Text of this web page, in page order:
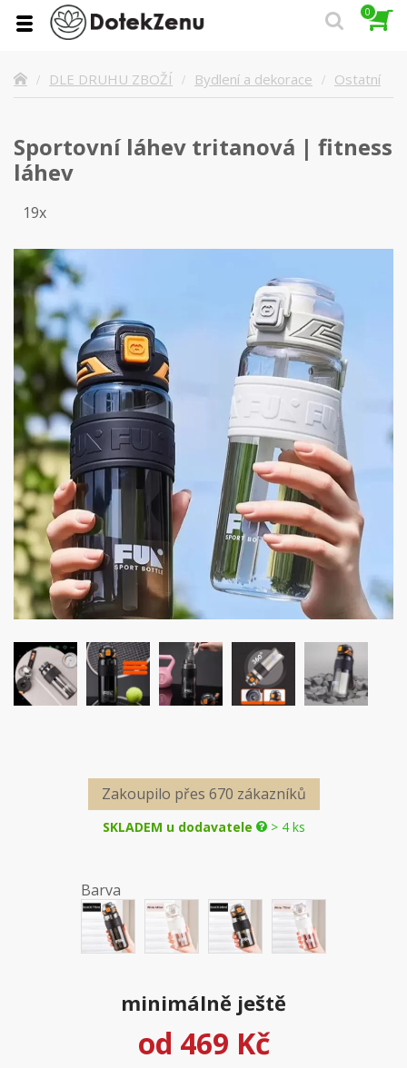
0
DLE DRUHU ZBOŽÍ Bydlení a dekorace Ostatní
Sportovní láhev tritanová | fitness
láhev
19x
Zakoupilo přes 670 zákazníků
SKLADEM u dodavatele > 4 ks
Barva
minimálně ještě
od 469 Kč